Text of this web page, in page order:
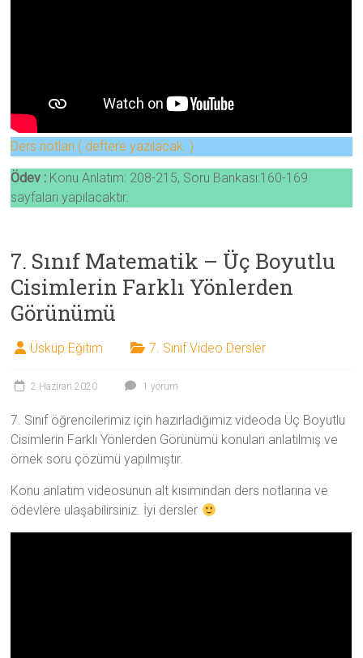
Ders notları ( deftere yazılacak. )
Ödev : Konu Anlatım: 208-215, Soru Bankası:160-169
sayfaları yapılacaktır.
7. Sınıf Matematik – Üç Boyutlu
Cisimlerin Farklı Yönlerden
Görünümü
Üsküp Eğitim 7. Sınıf Video Dersler
2 Haziran 2020 1 yorum
7. Sınıf öğrencilerimiz için hazırladığımız videoda Üç Boyutlu
Cisimlerin Farklı Yönlerden Görünümü konuları anlatılmış ve
örnek soru çözümü yapılmıştır.
Konu anlatım videosunun alt kısımından ders notlarına ve
ödevlere ulaşabilirsiniz. İyi dersler